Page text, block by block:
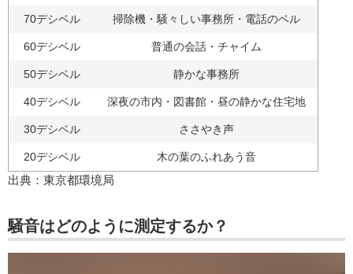
70デシベル 掃除機・騒々しい事務所・電話のベル
60デシベル 普通の会話・チャイム
50デシベル 静かな事務所
40デシベル 深夜の市内・図書館・昼の静かな住宅地
30デシベル ささやき声
20デシベル 木の葉のふれあう音
出典：東京都環境局
騒音はどのように測定するか？